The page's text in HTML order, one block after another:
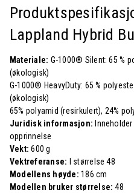
Lappland Hybrid
Materiale: G-1000® Silent: 65 %
(økologisk)
G-1000® HeavyDuty: 65 %
(økologisk)
65% polyamid (resirkulert), 24%
Juridisk informasjon:
opprinnelse
Vekt:600 g
Vektreferanse:
I størrelse 48
Modellens høyde:186 cm
Modellen bruker størrelse:48